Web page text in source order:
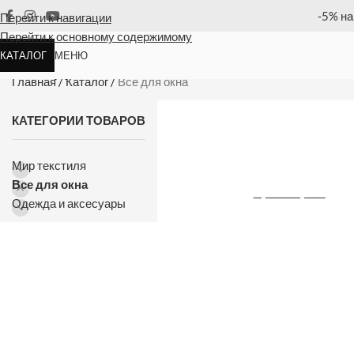
Перейти к навигации
Перейти к основному содержимому
позицию
КАТАЛОГ МЕНЮ
Все для окна
Главная/Каталог/ Все для окна
КАТЕГОРИИ ТОВАРОВ
Мир текстиля
Все для окна
Одежда и аксесуары